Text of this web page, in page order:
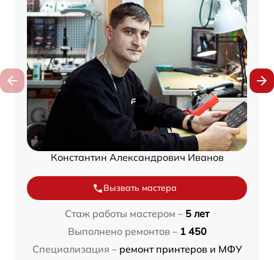
Константин Александрович Иванов
Вызвать мастера
Стаж работы мастером – 5 лет
Выполнено ремонтов – 1 450
Специализация – ремонт принтеров и МФУ